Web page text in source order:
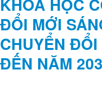
KHOA HỌC
ĐỔI MỚI
CHUYỂN
ĐẾN NĂM